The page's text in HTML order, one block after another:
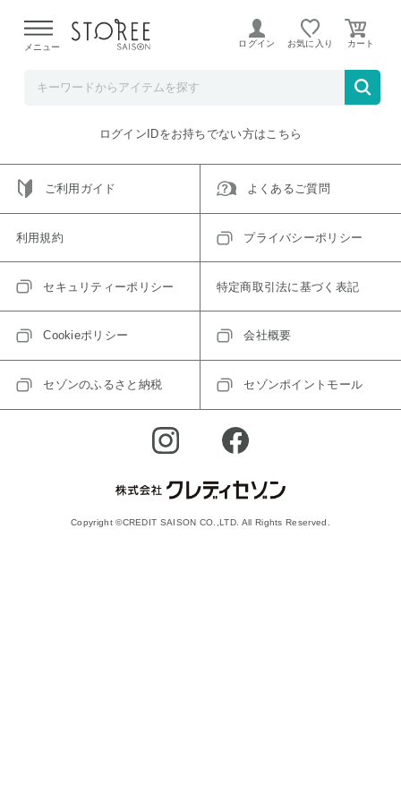
よる配送遅延が発生しております。
メニュー ログイン お気に入り
ご指定のアイテムは取り扱い終了、またはただいま取り扱い
トップへ戻る
ログインIDをお持ちでない方はこちら
ご利用ガイド よくあるご質問
利用規約 プライバシーポリシー
セキュリティーポリシー 特定商取引法に基づく表記
Cookieポリシー 会社概要
セゾンのふるさと納税 セゾンポイントモール
Copyright ©CREDIT SAISON CO.,LTD. All Rights Reserved.